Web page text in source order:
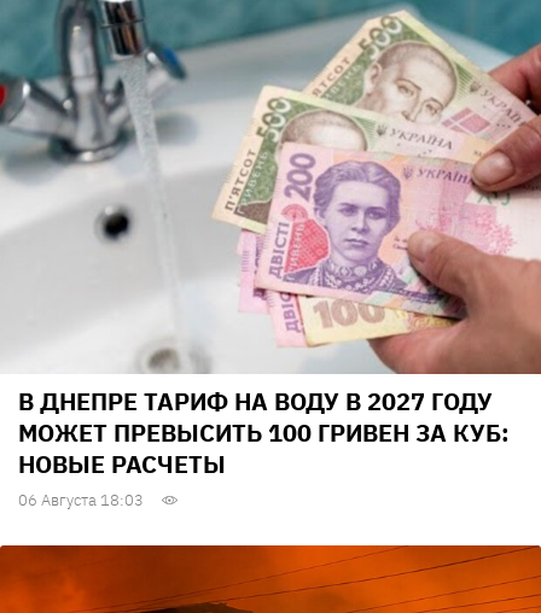
В ДНЕПРЕ ТАРИФ НА ВОДУ В 2027 ГОДУ
МОЖЕТ ПРЕВЫСИТЬ 100 ГРИВЕН ЗА КУБ:
НОВЫЕ РАСЧЕТЫ
06 Августа 18:03